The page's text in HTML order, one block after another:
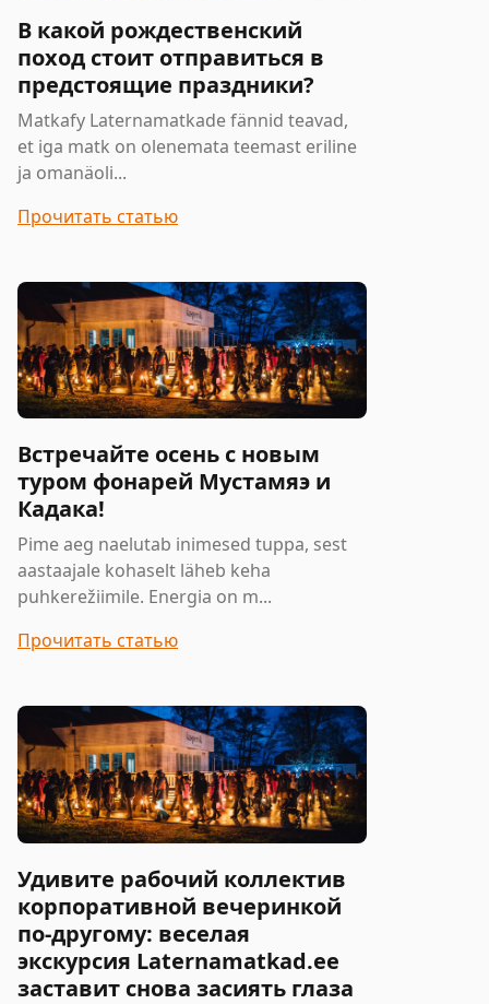
В какой рождественский
поход стоит отправиться в
предстоящие праздники?
Matkafy Laternamatkade fännid teavad,
et iga matk on olenemata teemast eriline
ja omanäoli...
Прочитать статью
Встречайте осень с новым
туром фонарей Мустамяэ и
Кадака!
Pime aeg naelutab inimesed tuppa, sest
aastaajale kohaselt läheb keha
puhkerežiimile. Energia on m...
Прочитать статью
Удивите рабочий коллектив
корпоративной вечеринкой
по-другому: веселая
экскурсия Laternamatkad.ee
заставит снова засиять глаза